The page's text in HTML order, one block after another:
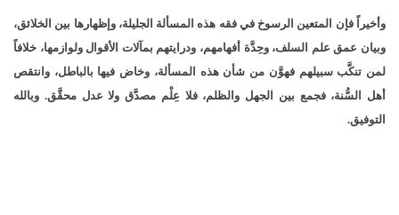
وأخيراً فإن المتعين الرسوخ في فقه هذه المسألة الجليلة، وإظهارها بين الخلائق،
وبيان عمق علم السلف، وحِدَّة أفهامهم، ودرايتهم بمآلات الأقوال ولوازمها، خلافاً
لمن تنكَّب سبيلهم فهوَّن من شأن هذه المسألة، وخاض فيها بالباطل، وانتقص
أهل السُّنة، فجمع بين الجهل والظلم، فلا عِلْم مصدَّق ولا عدل محقَّق. وبالله
التوفيق.